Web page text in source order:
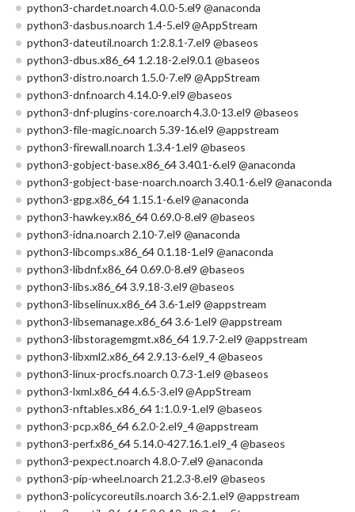
python3-chardet.noarch 4.0.0-5.el9 @anaconda
python3-dasbus.noarch 1.4-5.el9 @AppStream
python3-dateutil.noarch 1:2.8.1-7.el9 @baseos
python3-dbus.x86_64 1.2.18-2.el9.0.1 @baseos
python3-distro.noarch 1.5.0-7.el9 @AppStream
python3-dnf.noarch 4.14.0-9.el9 @baseos
python3-dnf-plugins-core.noarch 4.3.0-13.el9 @baseos
python3-file-magic.noarch 5.39-16.el9 @appstream
python3-firewall.noarch 1.3.4-1.el9 @baseos
python3-gobject-base.x86_64 3.40.1-6.el9 @anaconda
python3-gobject-base-noarch.noarch 3.40.1-6.el9 @anaconda
python3-gpg.x86_64 1.15.1-6.el9 @anaconda
python3-hawkey.x86_64 0.69.0-8.el9 @baseos
python3-idna.noarch 2.10-7.el9 @anaconda
python3-libcomps.x86_64 0.1.18-1.el9 @anaconda
python3-libdnf.x86_64 0.69.0-8.el9 @baseos
python3-libs.x86_64 3.9.18-3.el9 @baseos
python3-libselinux.x86_64 3.6-1.el9 @appstream
python3-libsemanage.x86_64 3.6-1.el9 @appstream
python3-libstoragemgmt.x86_64 1.9.7-2.el9 @appstream
python3-libxml2.x86_64 2.9.13-6.el9_4 @baseos
python3-linux-procfs.noarch 0.7.3-1.el9 @baseos
python3-lxml.x86_64 4.6.5-3.el9 @AppStream
python3-nftables.x86_64 1:1.0.9-1.el9 @baseos
python3-pcp.x86_64 6.2.0-2.el9_4 @appstream
python3-perf.x86_64 5.14.0-427.16.1.el9_4 @baseos
python3-pexpect.noarch 4.8.0-7.el9 @anaconda
python3-pip-wheel.noarch 21.2.3-8.el9 @baseos
python3-policycoreutils.noarch 3.6-2.1.el9 @appstream